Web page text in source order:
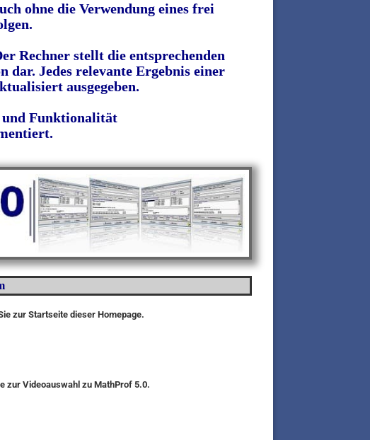
ohne die Verwendung eines frei
Rechner stellt die entsprechenden
Jedes relevante Ergebnis einer
ausgegeben.
und Funktionalität
zur Startseite dieser Homepage.
zur Videoauswahl zu MathProf 5.0.